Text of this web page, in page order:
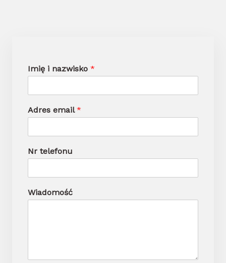
Imię i nazwisko *
Adres email*
Nr telefonu
Wiadomość